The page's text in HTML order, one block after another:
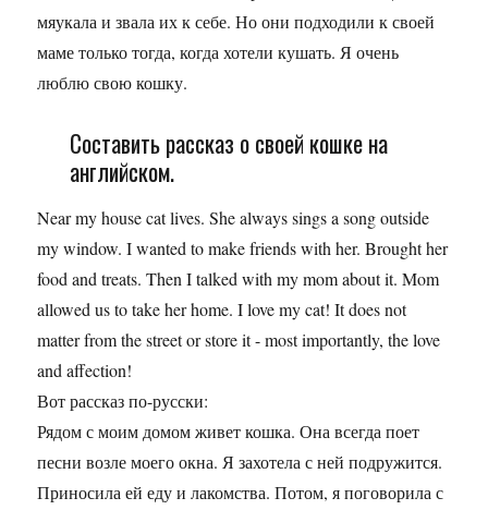
мяукала и звала их к себе. Но они подходили к своей
маме только тогда, когда хотели кушать. Я очень
люблю свою кошку.
Составить рассказ о своей кошке на
английском.
Near my house cat lives. She always sings a song outside
my window. I wanted to make friends with her. Brought her
food and treats. Then I talked with my mom about it. Mom
allowed us to take her home. I love my cat! It does not
matter from the street or store it - most importantly, the love
and affection!
Вот рассказ по-русски:
Рядом с моим домом живет кошка. Она всегда поет
песни возле моего окна. Я захотела с ней подружится.
Приносила ей еду и лакомства. Потом, я поговорила с